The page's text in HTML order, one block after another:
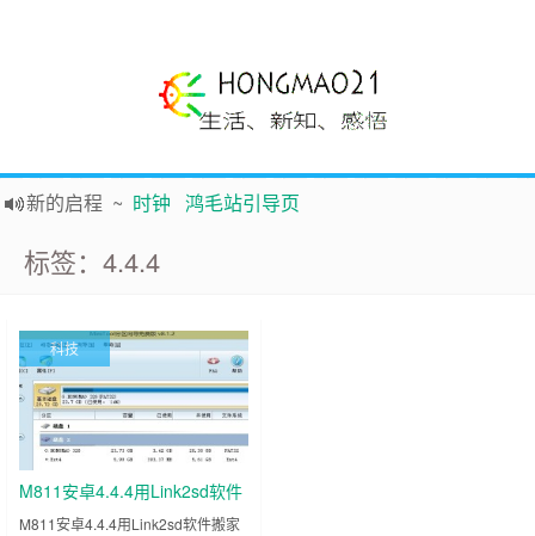
新的启程 ~ 时钟 鸿毛站引导页
践行自由、开放、互
标签：4.4.4
科技
M811安卓4.4.4用Link2sd软件
搬家到内存卡教程CM11可用内
M811安卓4.4.4用Link2sd软件搬家